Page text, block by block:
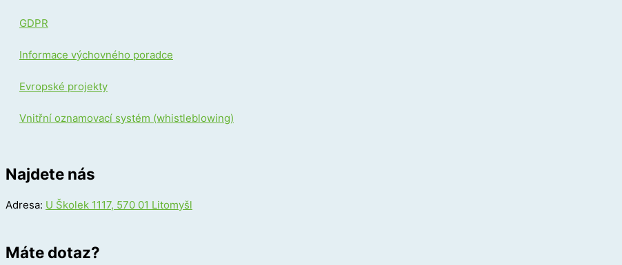
GDPR
Informace výchovného poradce
Evropské projekty
Vnitřní oznamovací systém (whistleblowing)
Najdete nás
Adresa: U Školek 1117, 570 01 Litomyšl
Máte dotaz?